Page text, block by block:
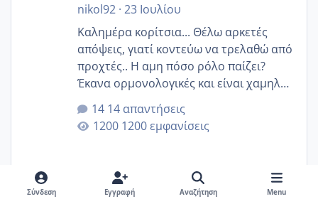
nikol92· 23 Ιουλίου
Καλημέρα κορίτσια... Θέλω αρκετές
απόψεις, γιατί κοντεύω να τρελαθώ από
προχτές.. Η αμη πόσο ρόλο παίζει?
Έκανα ορμονολογικές και είναι χαμηλή
για την ηλικία μου.. Είχα ήδη μια
εγκυμοσύνη, που έπρεπε να τερματιστεί
στην 27η εβδομάδα και προσπαθώ 7
το 1,18... Είμαι 33.. Κάποια που να έμεινε
με χαμηλή άμη???
14 απαντήσεις
1200 εμφανίσεις
Σύνδεση Εγγραφή Αναζήτηση Menu